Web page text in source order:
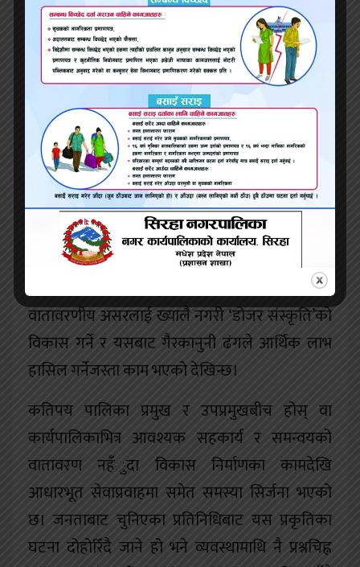
जति हामी स्थानीय तहमा सुशासन र पारदर्शितालाई
प्रवद्र्धन गर्न सक्छौं, त्यति नै राज्यका निकाय र
राजनीतिक दलप्रति नागरिकहरूको भरोसा बढ्दै
जान्छ। जनप्रतिनिधिमूलक शासन व्यवस्था बलियो हँुदै
जान्छ। कतिपय स्थानीय तहले राम्रा काम पनि सुरु
गरेका छन्। जनतालाई भरपूर आशा जगाउने कामसमेत
गरेका छन्, स्थानीय तहले। तर कतिपय स्थानीय तह
कुशासनको कुलतमा पनि फसेका छन्। विकासका
आधारभूत मापदण्डविपरीत योजना छनोट गर्ने,
अपारदर्शी कार्यान्वयन प्रक्रिया अवलम्बन गर्नेजस्ता
कामहरू भएका छन्। स्थानीय आवश्यकता र
वातावरणीय असरलाई ख्यालै नगरी ‘डोजर संस्कृति’को
विकास गर्ने र यसबाट गैरकानुनी ढंगले आर्थिक लाभ
हासिल गर्नेजस्ता काम भएको देखिन्छ।
कतिपय पालिका प्रमुख र उपप्रमुखबीच होस् वा
कार्यपालिकाभित्र आवश्यक सहकार्य र समन्वयको
वातावरण नहँुदा विकास निर्माणका कामदेखि
आधारभूत सेवाप्रवाहमा समेत समस्या सिर्जना भएको
छ। जनताबाट चुनिएका प्रतिनिधिबाट यस प्रकृतिका
घटना दोहोरिँदै जाने हो भने व्यवस्थामाथि नै प्रश्नचिह्न